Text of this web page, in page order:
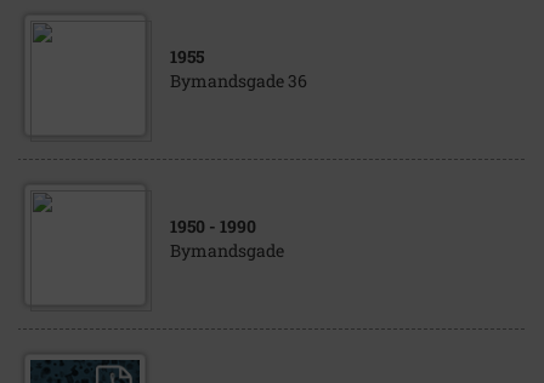
1955
Bymandsgade 36
1950 - 1990
Bymandsgade